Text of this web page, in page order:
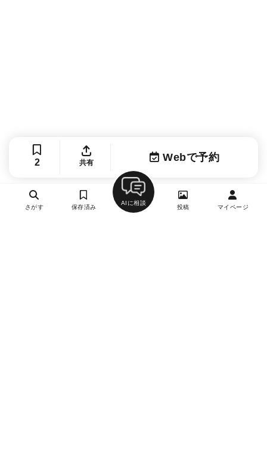
2 共有 Webで予約
さがす 保存済み
AIに相談
投稿 マイページ